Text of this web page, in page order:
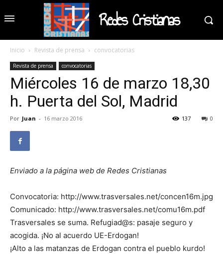
Redes Cristianas
Inicio Revista de prensa convocatorias
Revista de prensa convocatorias
Miércoles 16 de marzo 18,30
h. Puerta del Sol, Madrid
Por Juan - 16 marzo 2016 0
137
Enviado a la página web de Redes Cristianas
Convocatoria: http://www.trasversales.net/concen16m.jpg
Comunicado: http://www.trasversales.net/comu16m.pdf
Trasversales se suma. Refugiad@s: pasaje seguro y
acogida. ¡No al acuerdo UE-Erdogan!
¡Alto a las matanzas de Erdogan contra el pueblo kurdo!